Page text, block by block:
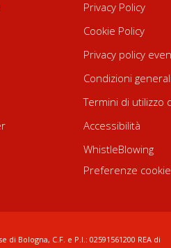
Privacy Policy
Cookie Policy
Privacy policy
Condizioni
Termini di utilizzo
Accessibilità
WhistleBlowing
Preferenze cookie
Bologna, C.F. e P.I.: 02591561200 REA di